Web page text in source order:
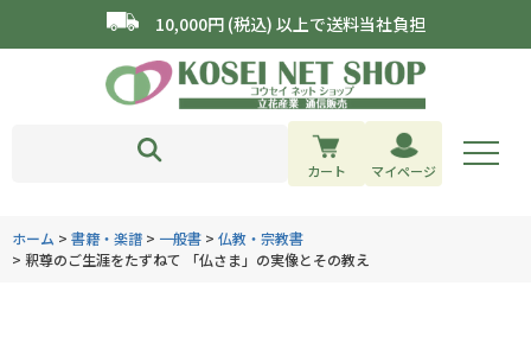
10,000円 (税込) 以上で送料当社負担
カート マイページ
ホーム 書籍・楽譜 一般書
仏教・宗教書
釈尊のご生涯をたずねて 「仏さま」の実像とその教え